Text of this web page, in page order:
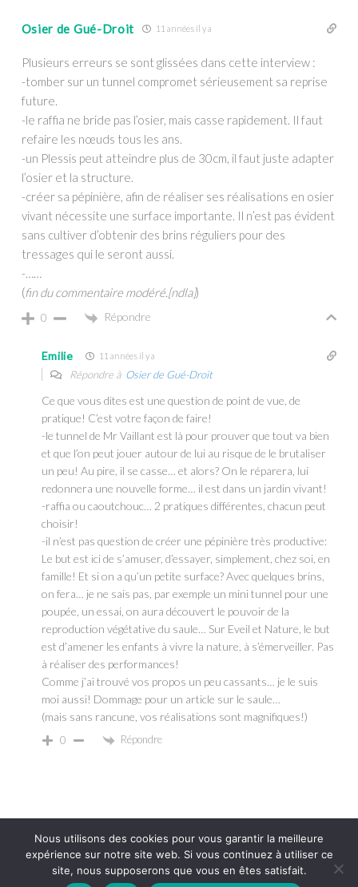
Osier de Gué-Droit 11 années il y a
Plusieurs erreurs se sont glissées dans cette interview :
-tomber sur un tunnel compromet sérieusement sa reprise
future.
-le raffia ne bride pas l’osier, mais casse rapidement. Il faut
refaire les nœuds tous les ans.
-un Plessis peut atteindre plus de 30cm, il faut juste adapter
l’osier et la structure.
-créer sa pépinière, afin de réaliser ses réalisations en osier
vivant nécessite une surface importante. Il n’est pas évident
sans cultiver d’obtenir des brins réguliers pour des
tressages qui le seront aussi.
-……
(fin du commentaire modéré.[ndla])
0 Répondre
Emilie 11 années il y a
Répondre à Osier de Gué-Droit
Ce que vous dites est une question de point de vue, de
pratique! C’est votre façon de faire!
-le tunnel de Mr Vaillant est là pour prouver que tout va bien
et que l’on peut jouer autour de lui au risque de le brutaliser
un peu! Au pire, il se casse… et alors? On le réparera, lui
redonnera une nouvelle forme… il est dans un jardin vivant!
-raffia ou caoutchouc… 2 pratiques différentes, chacun peut
choisir!
-il n’est pas question de créer une pépinière très productive:
Le but est ici de s’amuser, d’essayer, simplement, chez soi, en
famille! Et si on a qu’un petite surface? Avec quelques brins,
on fera… je ne sais pas, par exemple un mini tunnel pour une
poupée, un essai, on aura découvert le pouvoir de la
reproduction végétative du saule… Sur Eveil et Nature, le but
est d’amener les enfants à vivre la nature, à s’émerveiller. Pas
à réaliser des performances!
Comme j’ai trouvé vos propos un peu cassants… je le suis
moi aussi! Dommage pour un article sur le saule…
(mais sans rancune, vos réalisations sont magnifiques!)
0 Répondre
© 2026 Eveil et Nature
6
Nous utilisons des cookies pour vous garantir la meilleure
expérience sur notre site web. Si vous continuez à utiliser ce
site, nous supposerons que vous en êtes satisfait.